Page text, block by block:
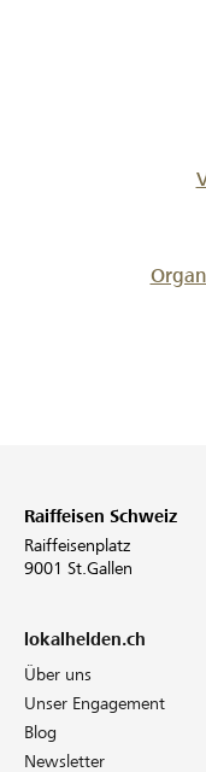
Raiffeisen Schweiz
Raiffeisenplatz
9001 St.Gallen
lokalhelden.ch
Über uns
Unser Engagement
Blog
Newsletter